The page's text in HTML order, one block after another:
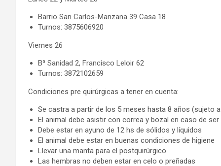
Barrio San Carlos-Manzana 39 Casa 18
Turnos: 3875606920
Viernes 26
B⁰ Sanidad 2, Francisco Leloir 62
Turnos: 3872102659
Condiciones pre quirúrgicas a tener en cuenta:
Se castra a partir de los 5 meses hasta 8 años (sujeto
El animal debe asistir con correa y bozal en caso de ser
Debe estar en ayuno de 12 hs de sólidos y líquidos
El animal debe estar en buenas condiciones de higiene
Llevar una manta para el postquirúrgico
Las hembras no deben estar en celo o preñadas